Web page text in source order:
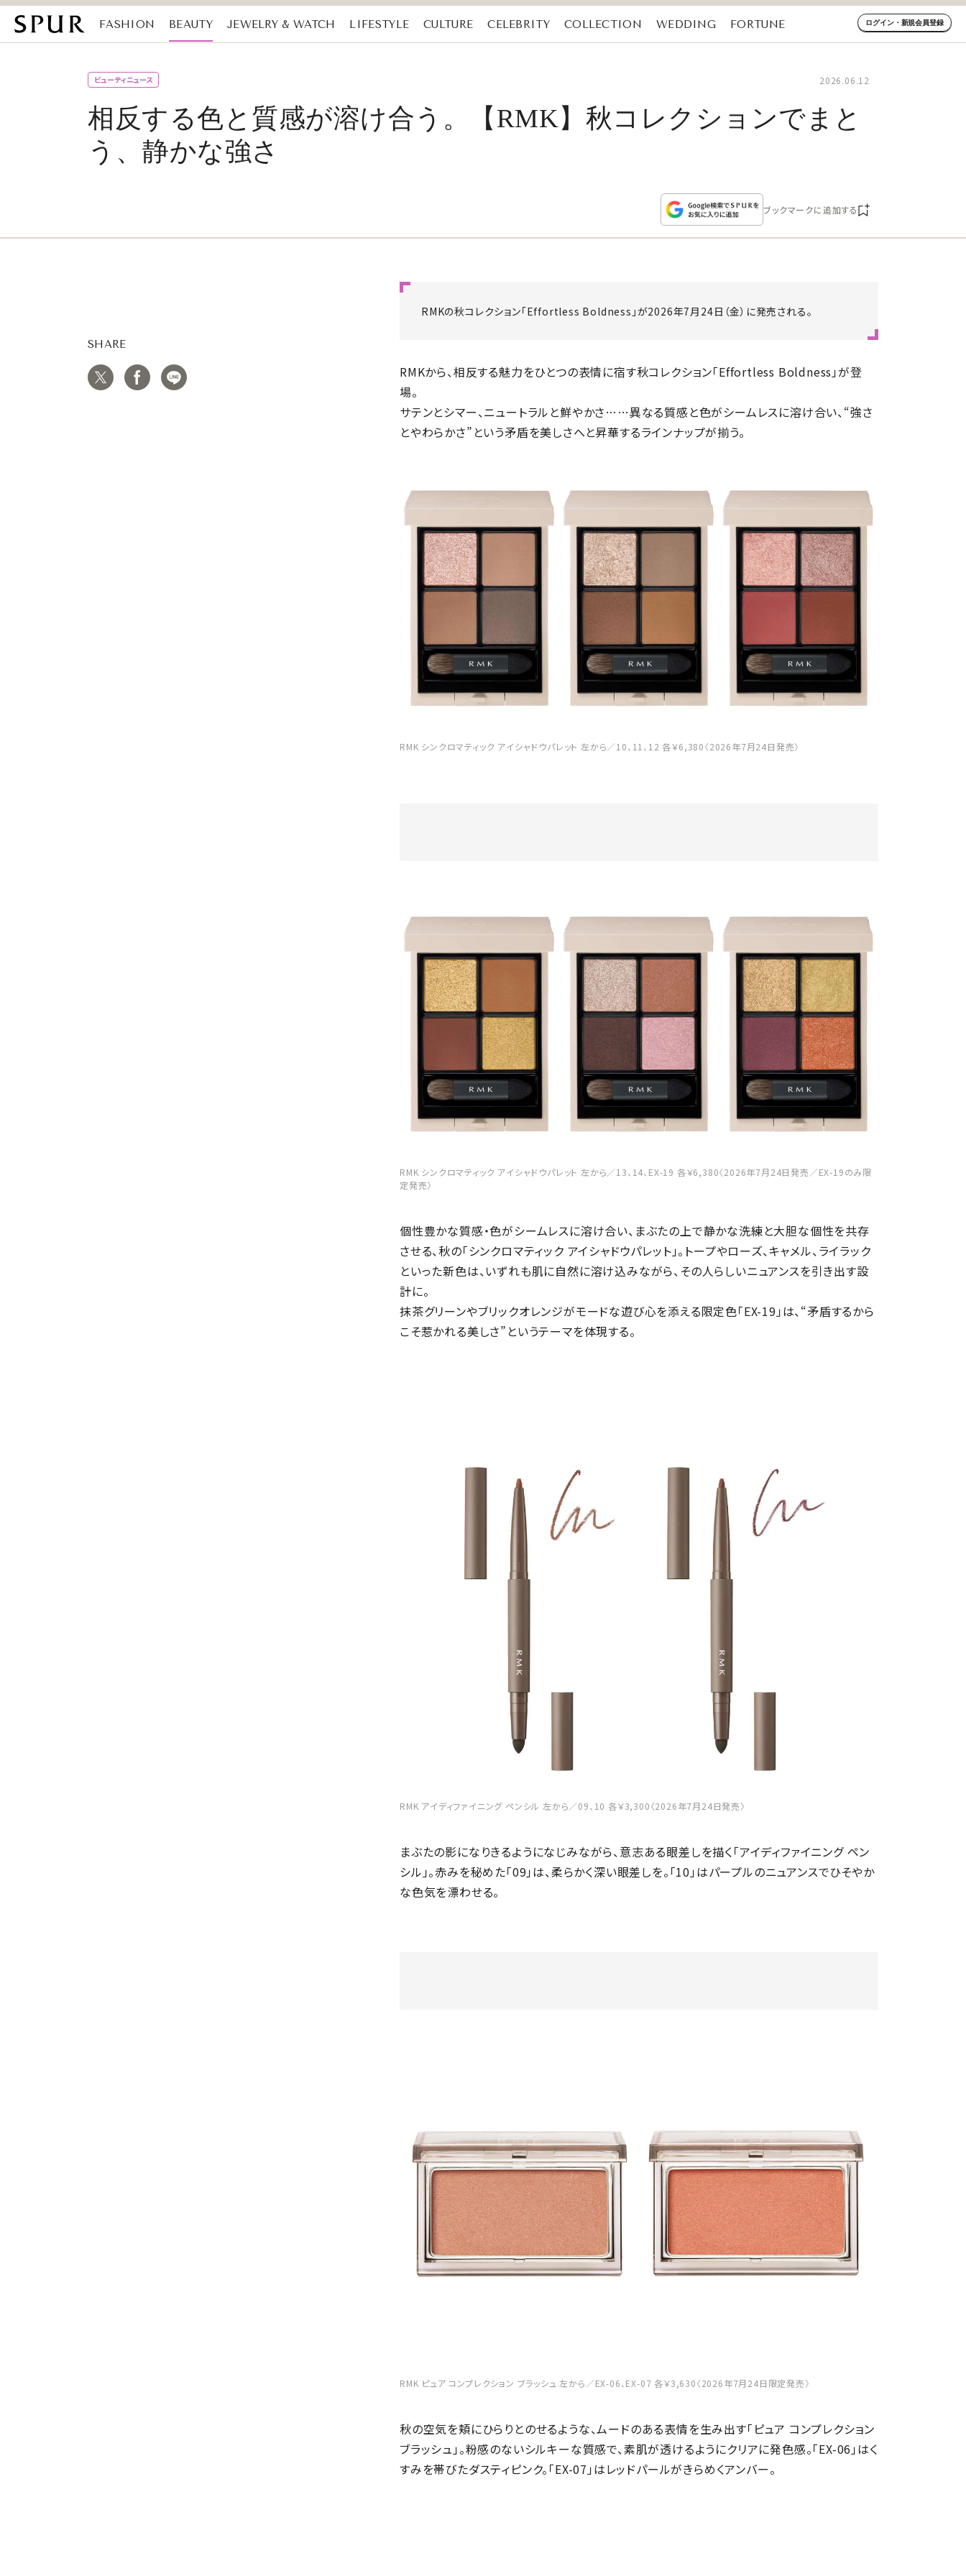
FASHION BEAUTY JEWELRY & WATCH LIFESTYLE CULTURE CELEBRITY COLLECTION WEDDING
FORTUNE
ログイン・新規会員登録
ビューティニュース 2026.06.12
相反する色と質感が溶け合う。【RMK】秋コレクションでまと
う、静かな強さ
ブックマークに追加する
SHARE
RMKの秋コレクション「Effortless Boldness」が2026年7月24日（金）に発売される。
RMKから、相反する魅力をひとつの表情に宿す秋コレクション「Effortless Boldness」が登
場。
サテンとシマー、ニュートラルと鮮やかさ……異なる質感と色がシームレスに溶け合い、“強さ
とやわらかさ”という矛盾を美しさへと昇華するラインナップが揃う。
RMK シンクロマティック アイシャドウパレット 左から／10、11、12 各￥6,380〈2026年7月24日発売〉
RMK シンクロマティック アイシャドウパレット 左から／13、14、EX-19 各￥6,380〈2026年7月24日発売／EX-19のみ限
定発売〉
個性豊かな質感・色がシームレスに溶け合い、まぶたの上で静かな洗練と大胆な個性を共存
させる、秋の「シンクロマティック アイシャドウパレット」。トープやローズ、キャメル、ライラック
といった新色は、いずれも肌に自然に溶け込みながら、その人らしいニュアンスを引き出す設
計に。
抹茶グリーンやブリックオレンジがモードな遊び心を添える限定色「EX-19」は、“矛盾するから
こそ惹かれる美しさ”というテーマを体現する。
RMK アイディファイニング ペンシル 左から／09、10 各￥3,300〈2026年7月24日発売〉
まぶたの影になりきるようになじみながら、意志ある眼差しを描く「アイディファイニング ペン
シル」。赤みを秘めた「09」は、柔らかく深い眼差しを。「10」はパープルのニュアンスでひそやか
な色気を漂わせる。
RMK ピュア コンプレクション ブラッシュ 左から／EX-06、EX-07 各￥3,630〈2026年7月24日限定発売〉
秋の空気を頬にひらりとのせるような、ムードのある表情を生み出す「ピュア コンプレクション
ブラッシュ」。粉感のないシルキーな質感で、素肌が透けるようにクリアに発色感。「EX-06」はく
すみを帯びたダスティピンク。「EX-07」はレッドパールがきらめくアンバー。